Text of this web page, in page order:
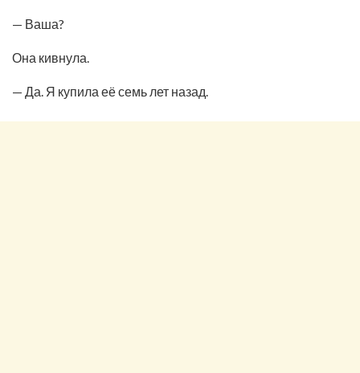
— Ваша?
Она кивнула.
— Да. Я купила её семь лет назад.